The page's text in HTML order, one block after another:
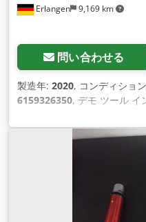
Erlangen 9,169 km
問い合わせる
製造年: 2020, コンディショ
6159326350, デモ ツール イ
SLBN 低電圧ドライバー用
年11月 品番: 6159326350
リなし 以下の Desoutter ド
SLBN003 -SLBN010 -
は、エネルギー消費を削減
Desoutter ドライバーのパフ
計されています。 Csdpfov
速度オプションを備え、ね